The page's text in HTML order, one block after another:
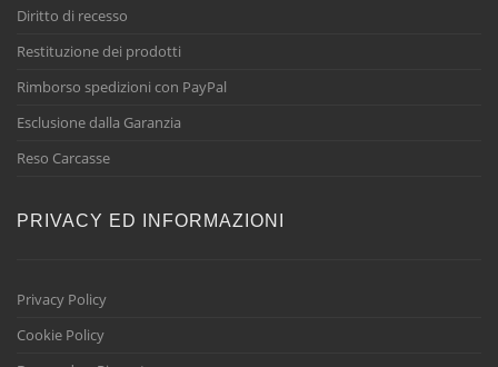
Diritto di recesso
Restituzione dei prodotti
Rimborso spedizioni con PayPal
Esclusione dalla Garanzia
Reso Carcasse
PRIVACY ED INFORMAZIONI
Privacy Policy
Cookie Policy